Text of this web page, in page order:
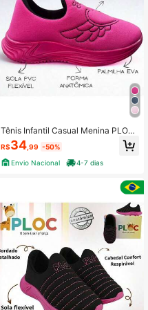
Tênis Infantil Casual Menina PLOC
- Coração Alado
R$34 ,99 -50%
Envio Nacional
4-7 dias